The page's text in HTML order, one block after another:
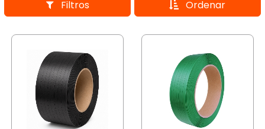
Filtros Ordenar